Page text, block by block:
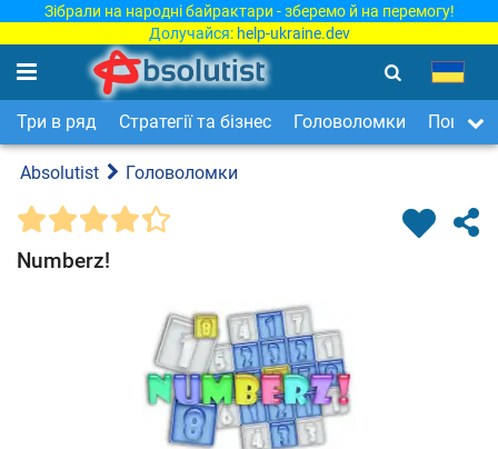
Зібрали на народні байрактари - зберемо й на перемогу!
Долучайся: help-ukraine.dev
Три в ряд Стратегії та бізнес Головоломки Пошук
Absolutist Головоломки
Numberz!